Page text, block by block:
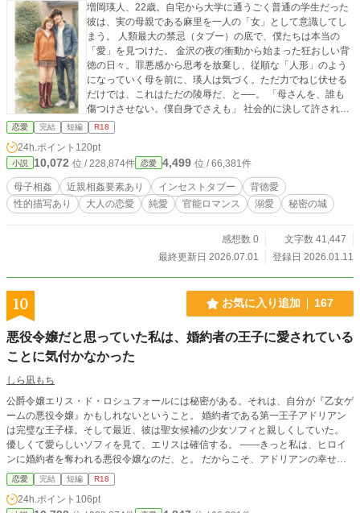
一変する。 男の本当の姿は、――黒田組若頭、黒田虎之助。 やっとつかまえた
初恋を男はけっして逃がしはしない。 完全な包囲網で、多くを語らず、彼女の
すべてを自分の色に染めるまで。 そして過剰な重たい愛に犯された笑美花は、
彼とワンナイトしたあの日から、無口なその男の心の声だけが勝手に脳内へ流れ
込んでくるようになって…？ 章タイトルの前に（※）があるものが性描写あり
回。 ※シェリーラブノベルズコンテスト落選作につき、 大幅改稿したうえで、
こちらに掲載、連載していきます。
増岡瑛人、22歳。自宅から大学に通うごく普通の学生だった
彼は、実の母親である麻里を一人の「女」として意識してし
まう。 人類最大の禁忌（タブー）の底で、僕たちは本当の
「愛」を見つけた。 金沢の夜の衝動から始まった狂おしい背
徳の日々。罪悪感から思考を放棄し、従順な「人形」のよう
になっていく母を前に、瑛人は気づく。ただ力でねじ伏せる
だけでは、これはただの陵辱だ、と──。 「母さんを、誰も
傷つけさせない。僕自身でさえも」 社会的に決して許されな
い「血の相性」を自覚しながらも、徹底した思いやりで母の
心を溶かし、二人だけの聖域を築いていく瑛人。 周囲に一切
の影を悟らせぬまま、歳月を重ねてもなお深まり続ける、一
対の男女の究極の純愛奇譚。
恋愛 完結 短編 R18
24h.ポイント 120pt
小説 10,072 位 / 228,874件 恋愛 4,499 位 / 66,381件
母子相姦 近親相姦要素あり インセストタブー
背徳愛
性的描写あり
大人の恋愛 純愛 官能ロマンス 溺愛 秘密の城
感想数 0
文字数 41,447
最終更新日 2026.07.01
登録日 2026.01.11
10 お気に入り追加 167
悪役令嬢だと思っていた私は、婚約者の王子に愛されている
ことに気付かなかった
しら凪もち
公爵令嬢エリス・ド・ロシュフォールには秘密がある。それは、自分が『乙女ゲ
ームの悪役令嬢』かもしれないということ。 婚約者である第一王子アドリアン
は完璧な王子様。そして最近、彼は聖女候補の少女ソフィと親しくしていた。
優しくて愛らしいソフィを見て、エリスは確信する。 ――きっと私は、ヒロイ
ンに婚約者を奪われる悪役令嬢なのだ、と。 だからこそ、アドリアンの幸せの
ために身を引こうと決意したエリスだったが―― 「絶対に逃がすものか」 なぜ
か婚約者に捕まったうえ、ずっと愛していたと告げられてしまう。 どうやら完
璧な王子様は、エリスが思っていたよりずっと重たくて、一途だったようです。
恋愛 完結 短編 R18
24h.ポイント 106pt